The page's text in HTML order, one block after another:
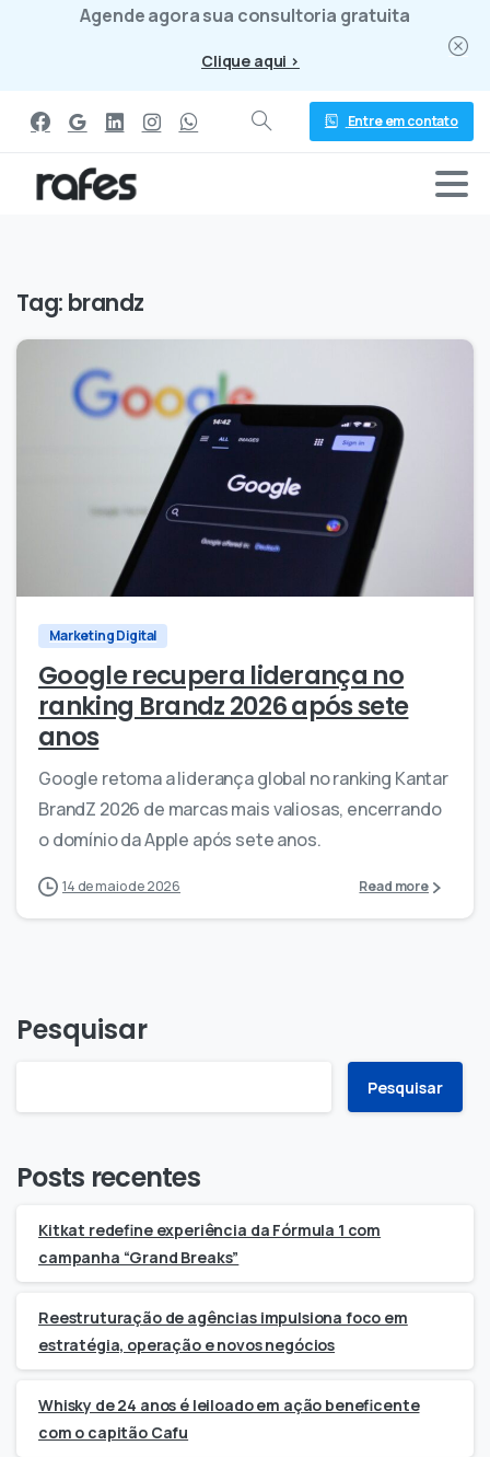
Agende agora sua consultoria gratuita
Clique aqui >
Entre em contato
Tag: brandz
Marketing Digital
Google recupera liderança no
ranking Brandz 2026 após sete
anos
Google retoma a liderança global no ranking Kantar
BrandZ 2026 de marcas mais valiosas, encerrando
o domínio da Apple após sete anos.
14 de maio de 2026 Read more
Pesquisar
Pesquisar
Posts recentes
Kitkat redefine experiência da Fórmula 1 com
campanha “Grand Breaks”
Reestruturação de agências impulsiona foco em
estratégia, operação e novos negócios
Whisky de 24 anos é leiloado em ação beneficente
com o capitão Cafu